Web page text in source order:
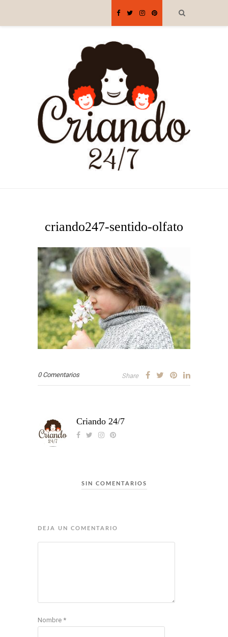
criando247-sentido-olfato
0 Comentarios Share
Criando 24/7
SIN COMENTARIOS
DEJA UN COMENTARIO
Nombre *